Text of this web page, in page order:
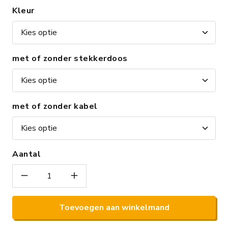
Kleur
met of zonder stekkerdoos
met of zonder kabel
Aantal
Toevoegen aan winkelmand